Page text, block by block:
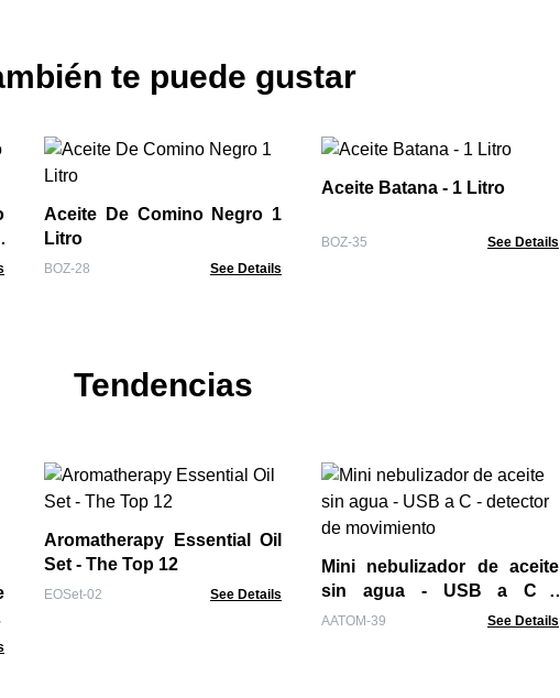
te puede gustar
Aceite De Comino Negro 1
Litro
BOZ-28 See Details
Aceite Batana - 1 Litro
BOZ-35 See Details
Tendencias
Aromatherapy Essential Oil
Set - The Top 12
EOSet-02 See Details
Mini nebulizador de aceite
sin agua - USB a C -
detector de movimiento
AATOM-39 See Details